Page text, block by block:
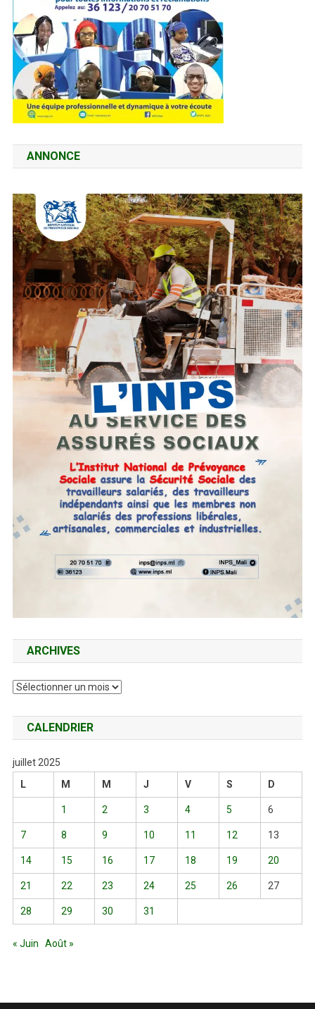
ANNONCE
ARCHIVES
Archives
CALENDRIER
juillet 2025
L
M M J V S D
1 2 3 4 5 6
7 8 9 10 11 12 13
14 15 16 17 18 19 20
21 22 23 24 25 26 27
28 29 30 31
« Juin Août »